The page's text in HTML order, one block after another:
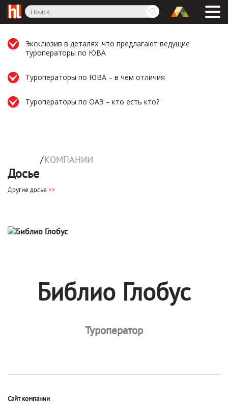
Эксклюзив в деталях: что предлагают ведущие
туроператоры по ЮВА
Туроператоры по ЮВА – в чем отличия
Туроператоры по ОАЭ – кто есть кто?
Досье
/КОМПАНИИ
Другие досье >>
Библио Глобус
Туроператор
Сайт компании